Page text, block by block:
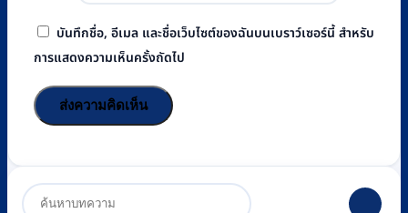
บันทึกชื่อ, อีเมล และชื่อเว็บไซต์ของฉันบนเบราว์เซอร์นี้ สำหรับ
การแสดงความเห็นครั้งถัดไป